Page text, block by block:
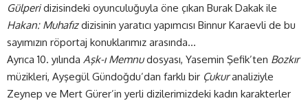
Gülperidizisindeki oyunculuğuyla öne çıkan Burak Dakak ile
Hakan: Muhafızdizisinin yaratıcı yapımcısı Binnur Karaevli de bu
sayımızın röportaj konuklarımız arasında…
Ayrıca 10. yılında Aşk-ı Memnudosyası, Yasemin Şefik’ten Bozkır
müzikleri, Ayşegül Gündoğdu’dan farklı bir Çukuranaliziyle
Zeynep ve Mert Gürer’in yerli dizilerimizdeki kadın karakterler